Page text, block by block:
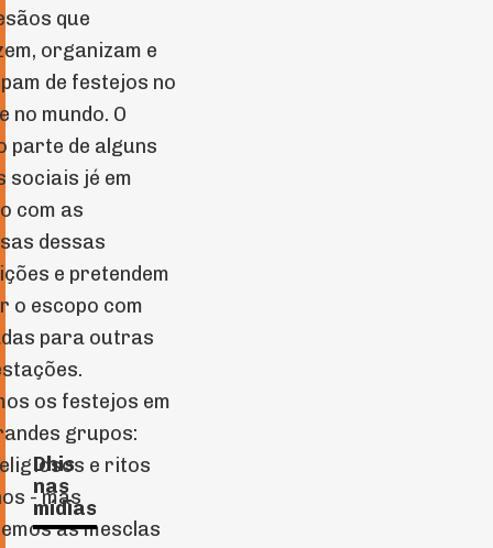
que
organizam e
de festejos no
no mundo. O
parte de alguns
sociais jé em
com as
dessas
e pretendem
o escopo com
para outras
os festejos em
grupos:
e ritos
- mas
as mesclas
Dhis
nas
mídias